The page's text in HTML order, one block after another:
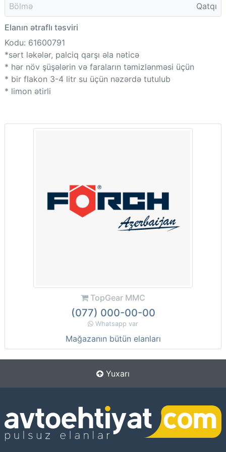
Bölmə
Qatqı
Elanın ətraflı təsviri
Kodu: 61600791
*sərt ləkələr, palciq qarşı əla nəticə
* hər növ şüşələrin və faraların təmizlənməsi üçün
* bir flakon 3-4 litr su üçün nəzərdə tutulub
* limon ətirli
TopGear MMC
(077) 000-00-00
Whatsapp var
Mağazanın bütün elanları
Yuxarı